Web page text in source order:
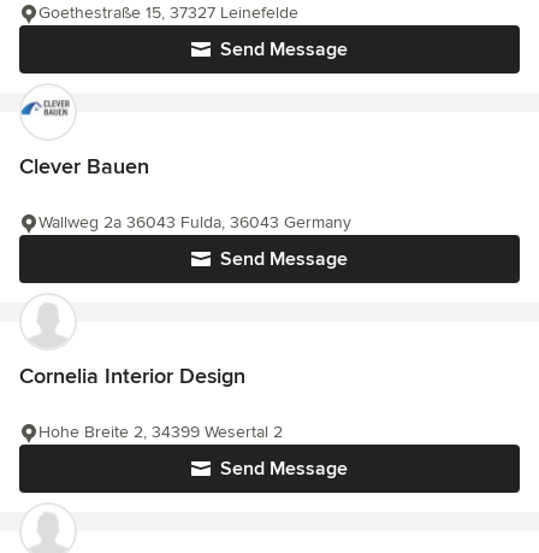
Send Message
Goethestraße 15, 37327 Leinefelde
Clever Bauen
Send Message
Wallweg 2a 36043 Fulda, 36043 Germany
Cornelia Interior Design
Send Message
Hohe Breite 2, 34399 Wesertal 2